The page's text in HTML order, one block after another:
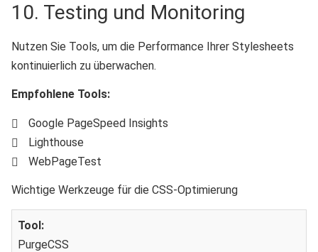
10. Testing und Monitoring
Nutzen Sie Tools, um die Performance Ihrer Stylesheets
kontinuierlich zu überwachen.
Empfohlene Tools:
Google PageSpeed Insights
Lighthouse
WebPageTest
Wichtige Werkzeuge für die CSS-Optimierung
PurgeCSS